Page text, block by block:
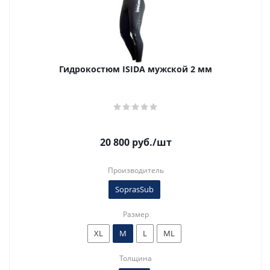
Гидрокостюм ISIDA мужской 2 мм
20 800руб./шт
Производитель
SoprasSub
Размер
XL M L ML
Толщина